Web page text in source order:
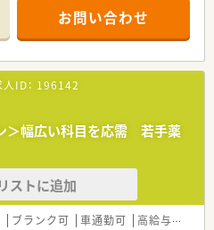
をメインに応需しており、処方箋枚
人ひとりに丁寧な対応が可能です。
在しており、仕事終わりの買い物や
な、生活利便性の高い立地にありま
ついて】
にて採用を行っており、周囲の仲間
進めることができる方を求めていま
域住民の健康を支えるために自ら学
新しいことに挑戦できる方を募集しま
切にしているため、良好な人間関係
お問い合わせ
ID： 196142
＞幅広い科目を応需 若手薬
ストに追加
ブランク可 車通勤可 高給与(600万円以上)